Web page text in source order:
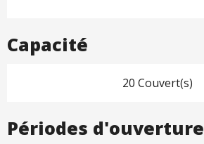
Capacité
20 Couvert(s)
Périodes d'ouverture